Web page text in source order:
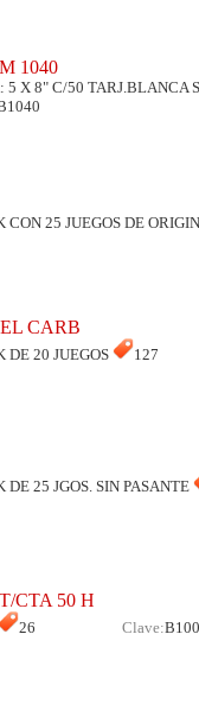
1040
5 X 8" C/50 TARJ.BLANCA
CON 25 JUEGOS DE
CARB
DE 20 JUEGOS 127
DE 25 JGOS. SIN PASANTE
CTA 50 H
26 Clave: